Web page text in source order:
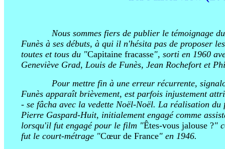
Nous sommes fiers de publier le témoignage
Funès à ses débuts, à qui il n'hésita pas de proposer
toutes et tous du "Capitaine fracasse", sorti en 1960
Geneviève Grad, Louis de Funès, Jean Rochefort et
Pour mettre fin à une erreur récurrente,
Funès apparaît brièvement, est parfois injustement
- se fâcha avec la vedette Noël-Noël. La réalisation
Pierre Gaspard-Huit, initialement engagé comme
lorsqu'il fut engagé pour le film "Êtes-vous jalouse ?"
fut le court-métrage "Cœur de France" en 1946.